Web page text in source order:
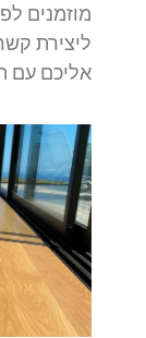
מוזמנים
ליצירת
אליכם עם